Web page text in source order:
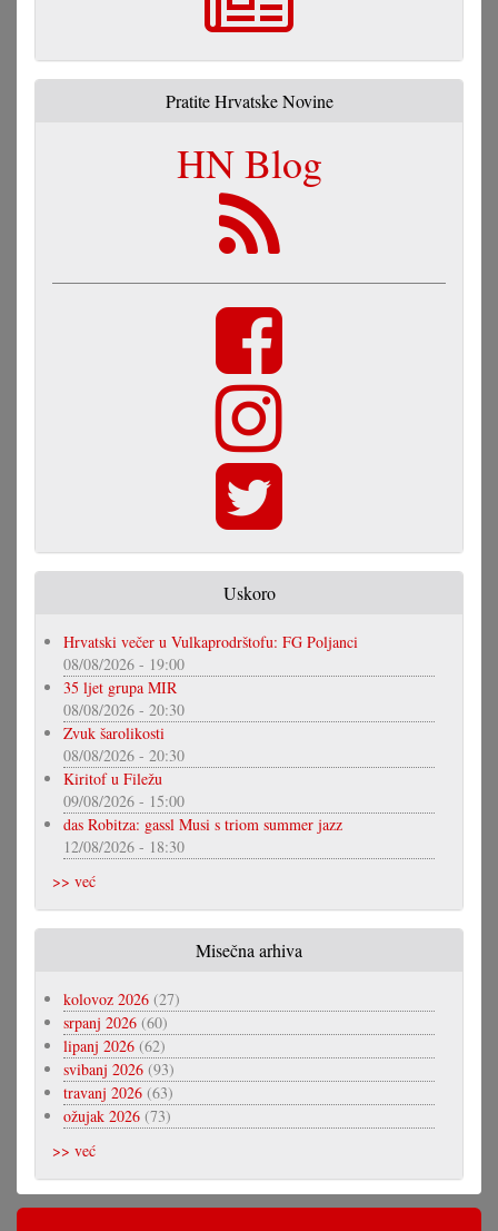
Pratite Hrvatske Novine
HN Blog
Uskoro
Hrvatski večer u Vulkaprodrštofu: FG Poljanci
08/08/2026 - 19:00
35 ljet grupa MIR
08/08/2026 - 20:30
Zvuk šarolikosti
08/08/2026 - 20:30
Kiritof u Filežu
09/08/2026 - 15:00
das Robitza: gassl Musi s triom summer jazz
12/08/2026 - 18:30
>> već
Misečna arhiva
kolovoz 2026 (27)
srpanj 2026 (60)
lipanj 2026 (62)
svibanj 2026 (93)
travanj 2026 (63)
ožujak 2026 (73)
>> već